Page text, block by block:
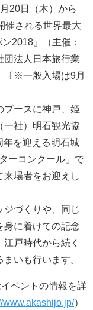
20日（木）から
催される世界最大
2018』（主催：
団法人日本旅行業
〔※一般入場は9月
ブースに神戸、姫
一社）明石観光協
年を迎える明石城
ーコンクール」で
来場者をお迎えし
ジづくりや、同じ
身に着けての記念
戸時代から続く
いも行います。
ベントの情報を詳
www.akashijo.jp/）